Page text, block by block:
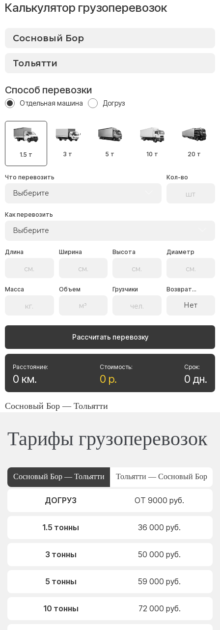
Калькулятор грузоперевозок
Способ перевозки
Отдельная машина Догруз
1.5 т 3 т 5 т 10 т 20 т
Что перевозить
Выберите
Кол-во
Как перевозить
Выберите
Длина Ширина Высота Диаметр
Масса Объем Грузчики Возврат...
Нет
Рассчитать перевозку
Стоимость:
0 р.
Расстояние:
0 км.
Срок:
0 дн.
Сосновый Бор — Тольятти
Тарифы грузоперевозок
Сосновый Бор — Тольятти Тольятти — Сосновый Бор
ДОГРУЗ ОТ 9000 руб.
1.5 тонны 36 000 руб.
3 тонны 50 000 руб.
5 тонны 59 000 руб.
10 тонны 72 000 руб.